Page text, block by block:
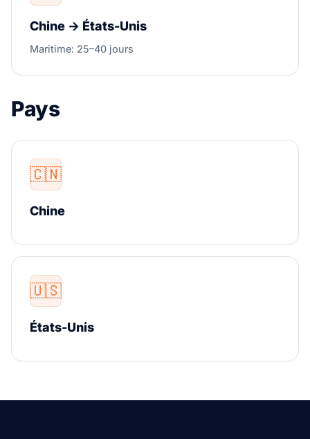
Chine → États-Unis
Maritime: 25–40 jours
Pays
🇨🇳
Chine
🇺🇸
États-Unis